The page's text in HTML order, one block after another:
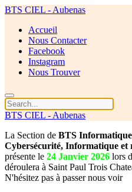
BTS CIEL - Aubenas
Accueil
Nous Contacter
Facebook
Instagram
Nous Trouver
BTS CIEL - Aubenas
La Section de BTS
Cybersécurité, Informatique et
présente le 24 Janvier 2026 lors
déroulera à Saint Paul Trois
N'hésitez pas à passer nous voir